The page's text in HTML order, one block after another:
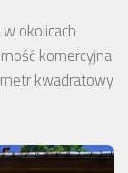
okolicach
komercyjna
kwadratowy